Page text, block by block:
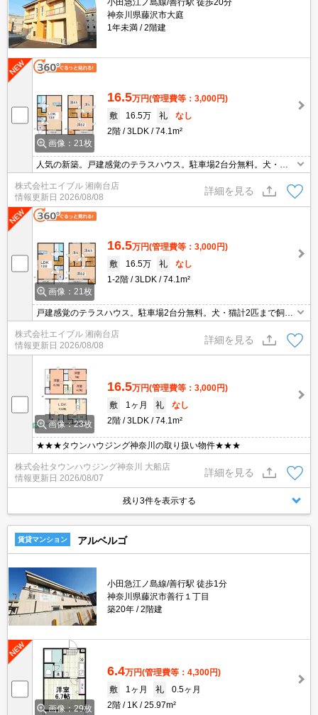
小田急江ノ島線/善行駅 徒歩20分
神奈川県藤沢市大庭
1年未満
2階建
画像：21枚
16.5万円(管理費等：3,000円)
敷
16.5万 礼
なし
2階
3LDK 74.1m²
人気の新築。戸建感覚のテラスハウス。駐車場2台分無料。犬・猫
計2匹まで飼育可。NURO光インターネット無料。全室エアコン付
き。オンライン申込対応可。うれしい礼金0!。現地待ち合わせ、物
件ご案内可能。
株式会社エイブル 湘南台店
情報更新日 2026/08/08
詳細を見る
画像：21枚
16.5万円(管理費等：3,000円)
敷
16.5万 礼
なし
1-2階
3LDK 74.1m²
戸建感覚のテラスハウス。駐車場2台分無料。犬・猫計2匹まで飼育
可。NURO光インターネット無料。全室エアコン付き。うれしい礼
金0!。オンライン対応相談可。内見予約受付中。フリーレント1ヶ
月。
株式会社エイブル 湘南台店
情報更新日 2026/08/08
詳細を見る
画像：23枚
16.5万円(管理費等：3,000円)
敷
1ヶ月 礼
なし
2階
3LDK 74.1m²
★★★タウンハウジング神奈川の取り扱い物件★★★
株式会社タウンハウジング神奈川 大船店
情報更新日 2026/08/07
詳細を見る
残り3件を表示する
賃貸マンション アルベルゴ
小田急江ノ島線/善行駅 徒歩1分
神奈川県藤沢市善行１丁目
築20年
2階建
画像：29枚
6.4万円(管理費等：4,300円)
敷
1ヶ月 礼
0.5ヶ月
2階
1K 25.97m²